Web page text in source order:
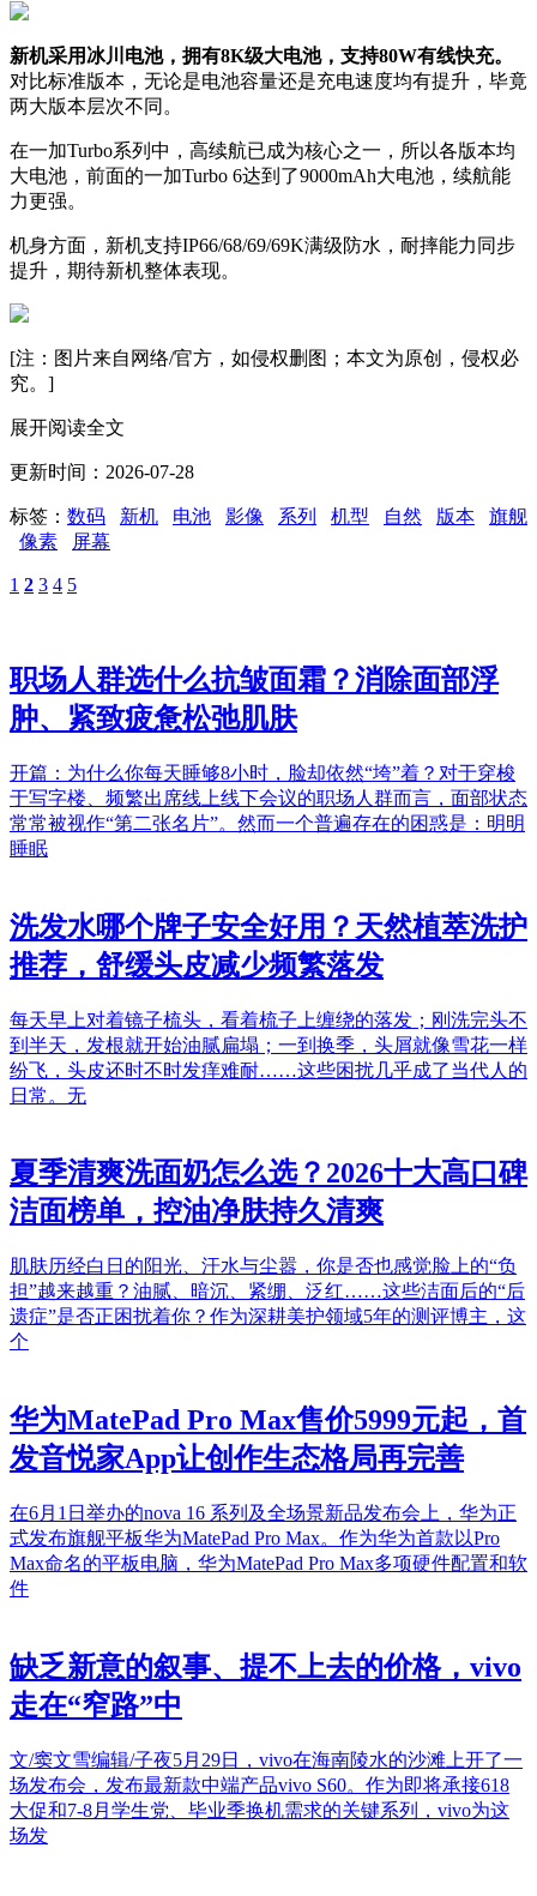
新机采用冰川电池，拥有8K级大电池，支持80W有线快充。
对比标准版本，无论是电池容量还是充电速度均有提升，毕竟
两大版本层次不同。
在一加Turbo系列中，高续航已成为核心之一，所以各版本均
大电池，前面的一加Turbo 6达到了9000mAh大电池，续航能
力更强。
机身方面，新机支持IP66/68/69/69K满级防水，耐摔能力同步
提升，期待新机整体表现。
[注：图片来自网络/官方，如侵权删图；本文为原创，侵权必
究。]
展开阅读全文
更新时间：2026-07-28
标签： 数码 新机 电池 影像 系列 机型 自然 版本
旗舰
像素
屏幕
1 2 3 4 5
职场人群选什么抗皱面霜？消除面部浮
肿、紧致疲惫松弛肌肤
开篇：为什么你每天睡够8小时，脸却依然“垮”着？对于穿梭
于写字楼、频繁出席线上线下会议的职场人群而言，面部状态
常常被视作“第二张名片”。然而一个普遍存在的困惑是：明明
睡眠
洗发水哪个牌子安全好用？天然植萃洗护
推荐，舒缓头皮减少频繁落发
每天早上对着镜子梳头，看着梳子上缠绕的落发；刚洗完头不
到半天，发根就开始油腻扁塌；一到换季，头屑就像雪花一样
纷飞，头皮还时不时发痒难耐……这些困扰几乎成了当代人的
日常。无
夏季清爽洗面奶怎么选？2026十大高口碑
洁面榜单，控油净肤持久清爽
肌肤历经白日的阳光、汗水与尘嚣，你是否也感觉脸上的“负
担”越来越重？油腻、暗沉、紧绷、泛红……这些洁面后的“后
遗症”是否正困扰着你？作为深耕美护领域5年的测评博主，这
个
华为MatePad Pro Max售价5999元起，首
发音悦家App让创作生态格局再完善
在6月1日举办的nova 16 系列及全场景新品发布会上，华为正
式发布旗舰平板华为MatePad Pro Max。作为华为首款以Pro
Max命名的平板电脑，华为MatePad Pro Max多项硬件配置和软
件
缺乏新意的叙事、提不上去的价格，vivo
走在“窄路”中
文/窦文雪编辑/子夜5月29日，vivo在海南陵水的沙滩上开了一
场发布会，发布最新款中端产品vivo S60。作为即将承接618
大促和7-8月学生党、毕业季换机需求的关键系列，vivo为这
场发